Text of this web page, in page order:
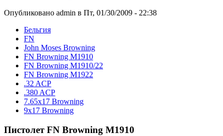
Опубликовано admin в Пт, 01/30/2009 - 22:38
Бельгия
FN
John Moses Browning
FN Browning M1910
FN Browning M1910/22
FN Browning M1922
.32 ACP
.380 ACP
7.65x17 Browning
9x17 Browning
Пистолет FN Browning M1910